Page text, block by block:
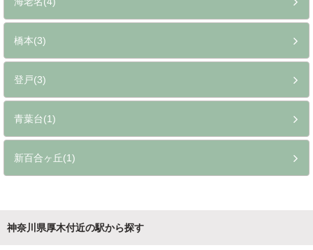
橋本(3)
登戸(3)
青葉台(1)
新百合ヶ丘(1)
神奈川県厚木付近の駅から探す